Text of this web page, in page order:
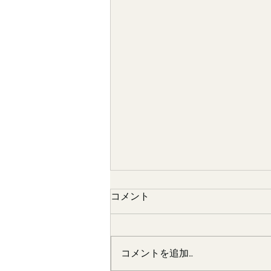
嫁さんの実家にて
コメント
コメントを追加…